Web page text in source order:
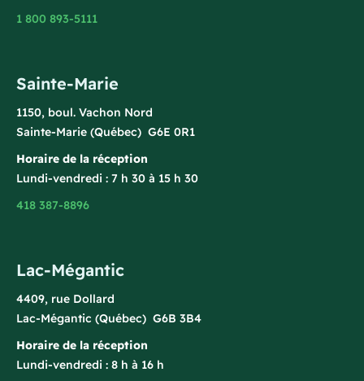
1 800 893-5111
Sainte-Marie
1150, boul. Vachon Nord
Sainte-Marie (Québec) G6E 0R1
Horaire de la réception
Lundi-vendredi : 7 h 30 à 15 h 30
418 387-8896
Lac-Mégantic
4409, rue Dollard
Lac-Mégantic (Québec) G6B 3B4
Horaire de la réception
Lundi-vendredi : 8 h à 16 h